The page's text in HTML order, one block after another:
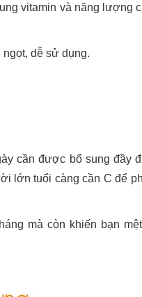
vitamin và năng lượng
dễ sử dụng.
cần được bổ sung đầy
lớn tuổi càng cần C để
mà còn khiến bạn